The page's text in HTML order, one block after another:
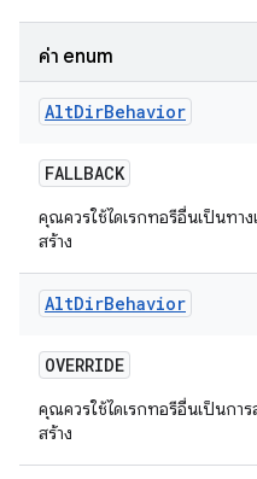
ค่า enum
AltDirBehavior
FALLBACK
คุณควรใช้ไดเรกทอรีอื่นเป็นทา
สร้าง
AltDirBehavior
OVERRIDE
คุณควรใช้ไดเรกทอรีอื่นเป็นกา
สร้าง